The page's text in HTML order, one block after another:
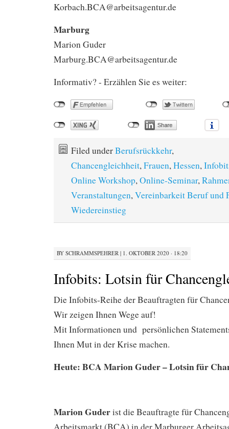
Korbach.BCA@arbeitsagentur.de
Marburg
Marion Guder
Marburg.BCA@arbeitsagentur.de
Informativ? - Erzählen Sie es weiter:
Filed underBerufsrückkehr,
Chancengleichheit, Frauen, Hessen,
Online Workshop, Online-Seminar,
Veranstaltungen, Vereinbarkeit Beruf und
Wiedereinstieg
BY SCHRAMMSPEHRER | 1. OKTOBER 2020 · 18:20
Infobits: Lotsin für
Die Infobits-Reihe der Beauftragten für
Wir zeigen Ihnen Wege auf!
Mit Informationen und persönlichen
Ihnen Mut in der Krise machen.
Heute: BCA Marion Guder – Lotsin für
Marion Guderist die Beauftragte für